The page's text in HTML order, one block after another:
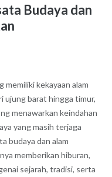
Budaya dan
memiliki kekayaan alam
ujung barat hingga timur,
menawarkan keindahan
yang masih terjaga
budaya dan alam
memberikan hiburan,
sejarah, tradisi, serta